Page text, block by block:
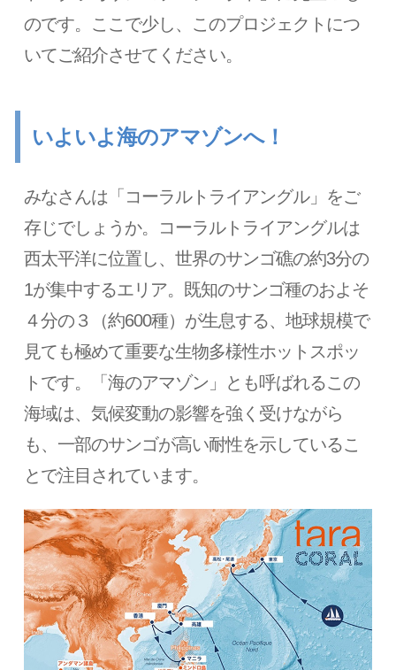
のです。ここで少し、このプロジェクトにつ
いてご紹介させてください。
いよいよ海のアマゾンへ！
みなさんは「コーラルトライアングル」をご
存じでしょうか。コーラルトライアングルは
西太平洋に位置し、世界のサンゴ礁の約3分の
1が集中するエリア。既知のサンゴ種のおよそ
４分の３（約600種）が生息する、地球規模で
見ても極めて重要な生物多様性ホットスポッ
トです。「海のアマゾン」とも呼ばれるこの
海域は、気候変動の影響を強く受けながら
も、一部のサンゴが高い耐性を示しているこ
とで注目されています。